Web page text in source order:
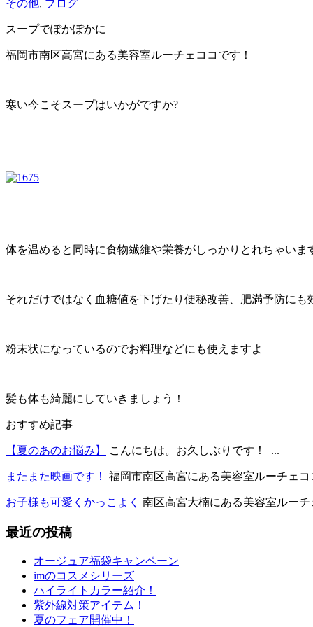
その他, ブログ
スープでぽかぽかに
福岡市南区高宮にある美容室ルーチェココです！
寒い今こそスープはいかがですか‍?
体を温めると同時に食物繊維や栄養がしっかりとれちゃいま
それだけではなく血糖値を下げたり便秘改善、肥満予防にも
粉末状になっているのでお料理などにも使えますよ
髪も体も綺麗にしていきましょう！
おすすめ記事
【夏のあのお悩み】 こんにちは。お久しぶりです！ ...
またまた映画です！ 福岡市南区高宮にある美容室ルーチェコ
お子様も可愛くかっこよく 南区高宮大楠にある美容室ルーチ
最近の投稿
オージュア福袋キャンペーン
imのコスメシリーズ
ハイライトカラー紹介！
紫外線対策アイテム！
夏のフェア開催中！